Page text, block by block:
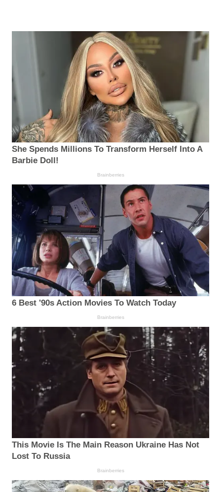
She Spends Millions To Transform Herself Into A
Barbie Doll!
Brainberries
6 Best '90s Action Movies To Watch Today
Brainberries
This Movie Is The Main Reason Ukraine Has Not
Lost To Russia
Brainberries